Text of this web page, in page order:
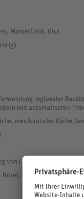
MasterCard, Visa
regionaler
und automatischen
mexikanische Küche,
von
Hotel, kostenpflichtig),